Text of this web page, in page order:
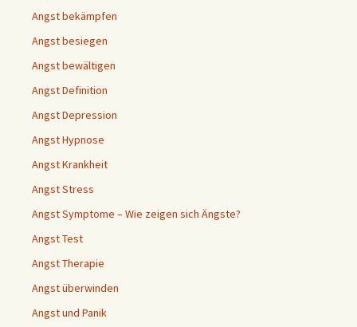
Angst bekämpfen
Angst besiegen
Angst bewältigen
Angst Definition
Angst Depression
Angst Hypnose
Angst Krankheit
Angst Stress
Angst Symptome – Wie zeigen sich Ängste?
Angst Test
Angst Therapie
Angst überwinden
Angst und Panik